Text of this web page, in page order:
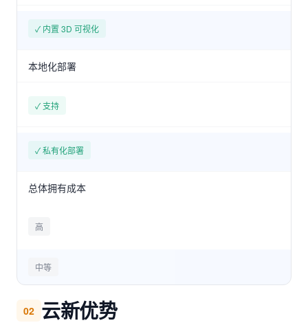
✓ 内置 3D 可视化
本地化部署
✓ 支持
✓ 私有化部署
总体拥有成本
高
中等
02 云新优势